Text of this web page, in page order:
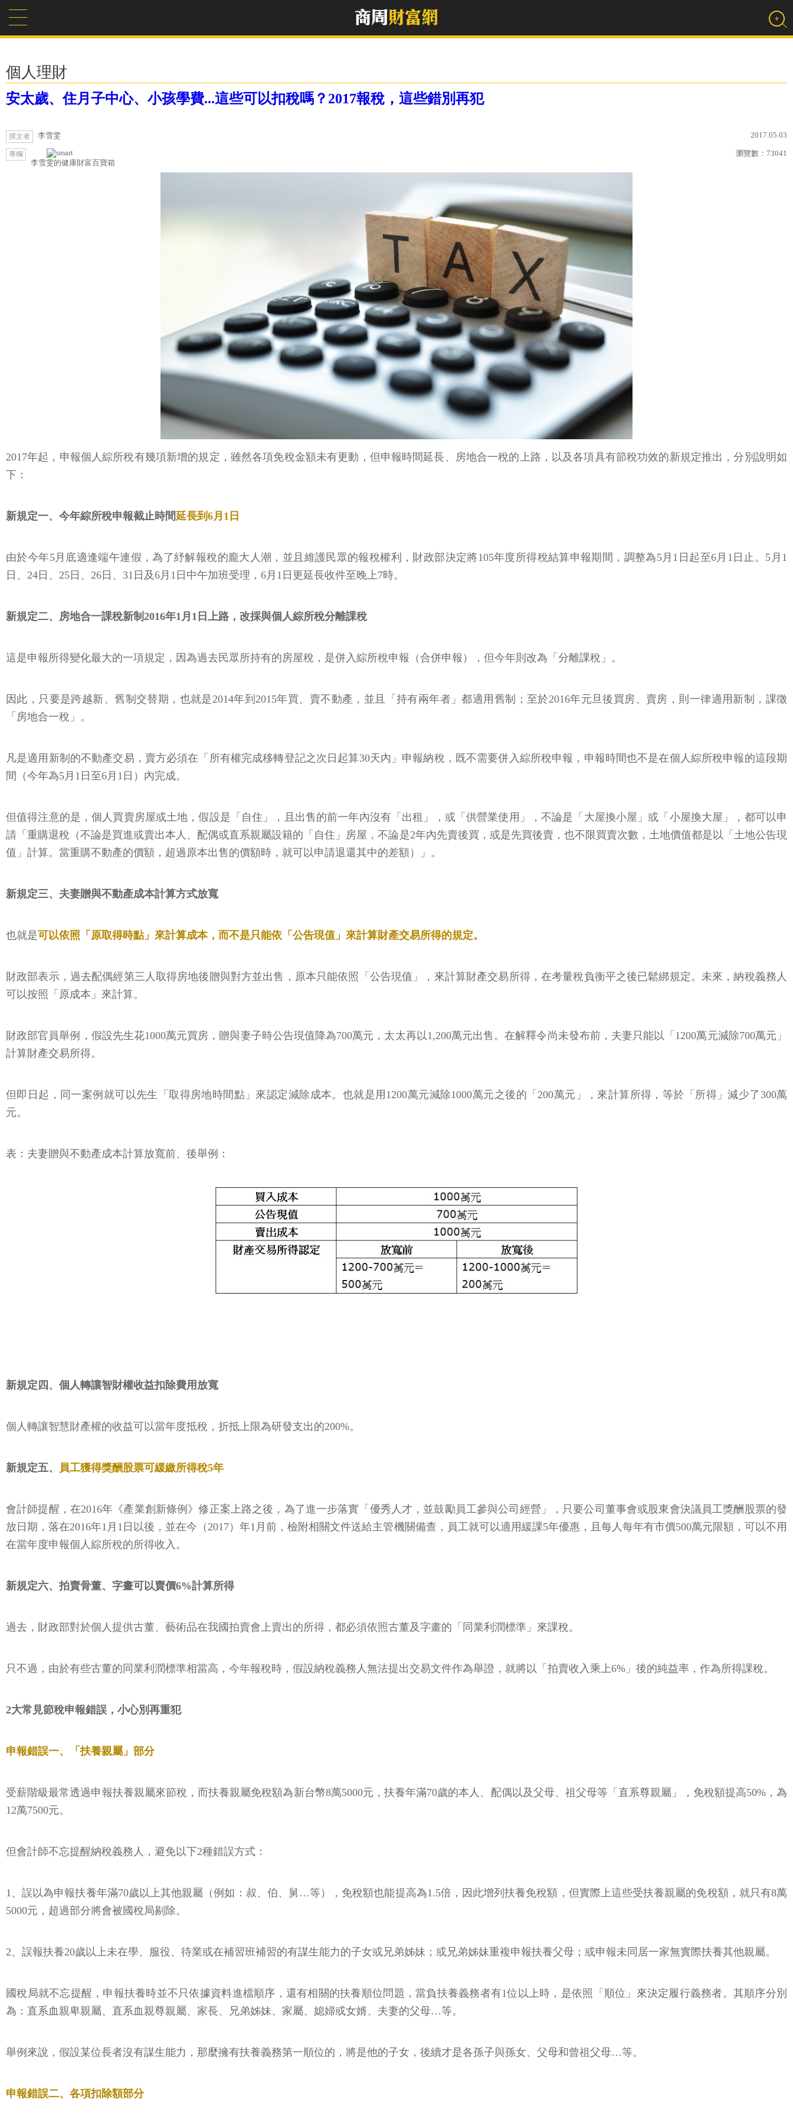
個人理財
安太歲、住月子中心、小孩學費...這些可以扣稅嗎？2017報稅，這些錯別再犯
撰文者 李雪雯 2017.05.03
專欄
李雪雯的健康財富百寶箱
瀏覽數： 73041
2017年起，申報個人綜所稅有幾項新增的規定，雖然各項免稅金額未有更動，但申報時間延長、房地合一稅的上路，以及各項具有節稅功效的新規定推出，分別說明如
下：
新規定一、今年綜所稅申報截止時間延長到6月1日
由於今年5月底適逢端午連假，為了紓解報稅的龐大人潮，並且維護民眾的報稅權利，財政部決定將105年度所得稅結算申報期間，調整為5月1日起至6月1日止。5月1
日、24日、25日、26日、31日及6月1日中午加班受理，6月1日更延長收件至晚上7時。
新規定二、房地合一課稅新制2016年1月1日上路，改採與個人綜所稅分離課稅
這是申報所得變化最大的一項規定，因為過去民眾所持有的房屋稅，是併入綜所稅申報（合併申報），但今年則改為「分離課稅」。
因此，只要是跨越新、舊制交替期，也就是2014年到2015年買、賣不動產，並且「持有兩年者」都適用舊制；至於2016年元旦後買房、賣房，則一律適用新制，課徵
「房地合一稅」。
凡是適用新制的不動產交易，賣方必須在「所有權完成移轉登記之次日起算30天內」申報納稅，既不需要併入綜所稅申報，申報時間也不是在個人綜所稅申報的這段期
間（今年為5月1日至6月1日）內完成。
但值得注意的是，個人買賣房屋或土地，假設是「自住」，且出售的前一年內沒有「出租」，或「供營業使用」，不論是「大屋換小屋」或「小屋換大屋」，都可以申
請「重購退稅（不論是買進或賣出本人、配偶或直系親屬設籍的「自住」房屋，不論是2年內先賣後買，或是先買後賣，也不限買賣次數，土地價值都是以「土地公告現
值」計算。當重購不動產的價額，超過原本出售的價額時，就可以申請退還其中的差額）」。
新規定三、夫妻贈與不動產成本計算方式放寬
也就是可以依照「原取得時點」來計算成本，而不是只能依「公告現值」來計算財產交易所得的規定。
財政部表示，過去配偶經第三人取得房地後贈與對方並出售，原本只能依照「公告現值」，來計算財產交易所得，在考量稅負衡平之後已鬆綁規定。未來，納稅義務人
可以按照「原成本」來計算。
財政部官員舉例，假設先生花1000萬元買房，贈與妻子時公告現值降為700萬元，太太再以1,200萬元出售。在解釋令尚未發布前，夫妻只能以「1200萬元減除700萬元」
計算財產交易所得。
但即日起，同一案例就可以先生「取得房地時間點」來認定減除成本。也就是用1200萬元減除1000萬元之後的「200萬元」，來計算所得，等於「所得」減少了300萬
元。
表：夫妻贈與不動產成本計算放寬前、後舉例：
新規定四、個人轉讓智財權收益扣除費用放寬
個人轉讓智慧財產權的收益可以當年度抵稅，折抵上限為研發支出的200%。
新規定五、 員工獲得獎酬股票可緩繳所得稅5年
會計師提醒，在2016年《產業創新條例》修正案上路之後，為了進一步落實「優秀人才，並鼓勵員工參與公司經營」，只要公司董事會或股東會決議員工獎酬股票的發
放日期，落在2016年1月1日以後，並在今（2017）年1月前，檢附相關文件送給主管機關備查，員工就可以適用緩課5年優惠，且每人每年有市價500萬元限額，可以不用
在當年度申報個人綜所稅的所得收入。
新規定六、拍賣骨董、字畫可以賣價6%計算所得
過去，財政部對於個人提供古董、藝術品在我國拍賣會上賣出的所得，都必須依照古董及字畫的「同業利潤標準」來課稅。
只不過，由於有些古董的同業利潤標準相當高，今年報稅時，假設納稅義務人無法提出交易文件作為舉證，就將以「拍賣收入乘上6%」後的純益率，作為所得課稅。
2大常見節稅申報錯誤，小心別再重犯
申報錯誤一、「扶養親屬」部分
受薪階級最常透過申報扶養親屬來節稅，而扶養親屬免稅額為新台幣8萬5000元，扶養年滿70歲的本人、配偶以及父母、祖父母等「直系尊親屬」，免稅額提高50%，為
12萬7500元。
但會計師不忘提醒納稅義務人，避免以下2種錯誤方式：
1、誤以為申報扶養年滿70歲以上其他親屬（例如：叔、伯、舅…等），免稅額也能提高為1.5倍，因此增列扶養免稅額，但實際上這些受扶養親屬的免稅額，就只有8萬
5000元，超過部分將會被國稅局剔除。
2、誤報扶養20歲以上未在學、服役、待業或在補習班補習的有謀生能力的子女或兄弟姊妹；或兄弟姊妹重複申報扶養父母；或申報未同居一家無實際扶養其他親屬。
國稅局就不忘提醒，申報扶養時並不只依據資料進檔順序，還有相關的扶養順位問題，當負扶養義務者有1位以上時，是依照「順位」來決定履行義務者。其順序分別
為：直系血親卑親屬、直系血親尊親屬、家長、兄弟姊妹、家屬、媳婦或女婿、夫妻的父母…等。
舉例來說，假設某位長者沒有謀生能力，那麼擁有扶養義務第一順位的，將是他的子女，後續才是各孫子與孫女、父母和曾祖父母…等。
申報錯誤二、各項扣除額部分